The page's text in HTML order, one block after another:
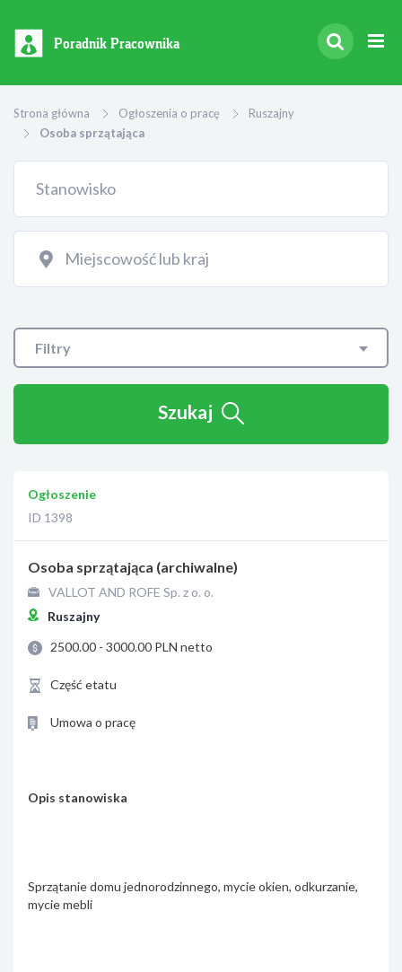
Poradnik Pracownika
Strona główna Ogłoszenia o pracę
Ruszajny
Osoba sprzątająca
Filtry
Szukaj
Ogłoszenie
ID 1398
Osoba sprzątająca (archiwalne)
VALLOT AND ROFE Sp. z o. o.
Ruszajny
2500.00 - 3000.00 PLN netto
Część etatu
Umowa o pracę
Opis stanowiska
Sprzątanie domu jednorodzinnego, mycie okien, odkurzanie,
mycie mebli